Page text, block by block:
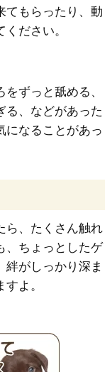
てもらったり、動
ださい。
ずっと舐める、
る、などがあった
になることがあっ
ら、たくさん触れ
、ちょっとしたゲ
絆がしっかり深ま
よ。